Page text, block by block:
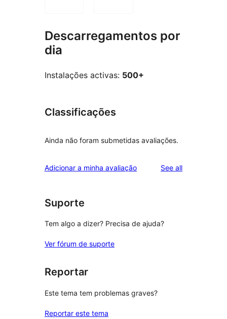
Descarregamentos por
dia
Instalações activas: 500+
Classificações
Ainda não foram submetidas avaliações.
Adicionar a minha avaliação See allreviews
Suporte
Tem algo a dizer? Precisa de ajuda?
Ver fórum de suporte
Reportar
Este tema tem problemas graves?
Reportar este tema